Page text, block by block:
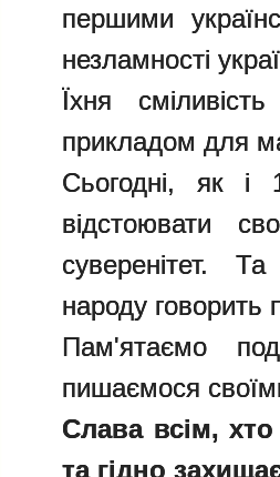
першими
незламності
Їхня
прикладом для
Сьогодні, як і
відстоювати
суверенітет.
народу говорить
Пам'ятаємо
пишаємося
Слава всім, хто
та гідно